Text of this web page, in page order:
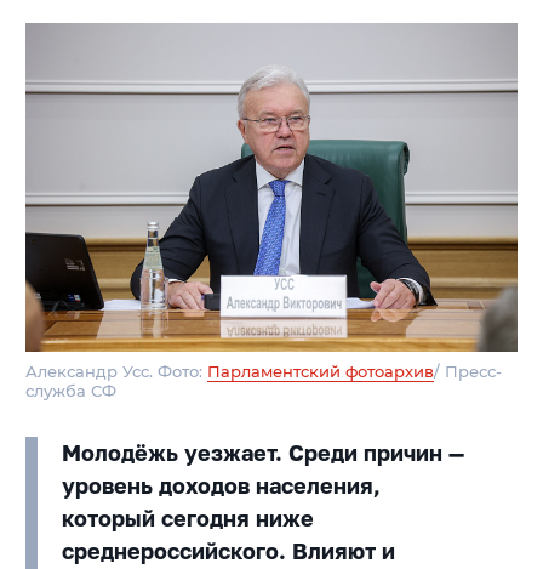
Александр Усс. Фото: Парламентский фотоархив/ Пресс-
служба СФ
Молодёжь уезжает. Среди причин —
уровень доходов населения,
который сегодня ниже
среднероссийского. Влияют и